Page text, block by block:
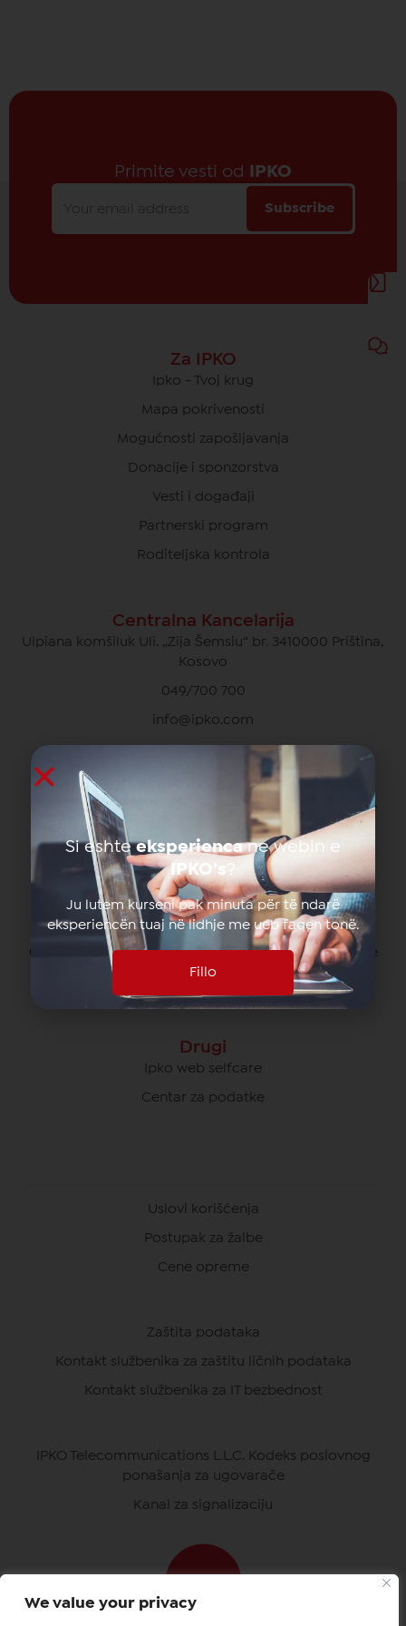
We value your privacy
Primite vesti od IPKO
Subscribe
Za IPKO
Ipko - Tvoj krug
Mapa pokrivenosti
Mogućnosti zapošljavanja
Donacije i sponzorstva
Vesti i događaji
Partnerski program
Roditeljska kontrola
Centralna Kancelarija
Ulpiana komšiluk Uli. „Zija Šemsiu“ br. 3410000 Priština,
Kosovo
049/700 700
info@ipko.com
Privatna Briga O Kupcima
049/700 700 besplatno za pozive unutar IPKO mreže
080070070 besplatno od svih operatera na Kosovu
*770# za pozive u romingu
Briga O Poslovnim Korisnicima
049/700 900 besplatno za pozive unutar IPKO mreže
080070000 besplatno od svih operatera na Kosovu
Drugi
Ipko web selfcare
Centar za podatke
Uslovi korišćenja
Postupak za žalbe
Cene opreme
Zaštita podataka
Kontakt službenika za zaštitu ličnih podataka
Kontakt službenika za IT bezbednost
IPKO Telecommunications L.L.C. Kodeks poslovnog
ponašanja za ugovarače
Kanal za signalizaciju
Si eshteeksperiencane webin e
IPKO’s?
Ju lutem kurseni pak minuta për të ndarë
eksperiencën tuaj në lidhje me ueb faqen tonë.
Fillo